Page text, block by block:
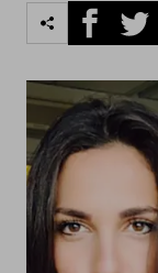
Facebook